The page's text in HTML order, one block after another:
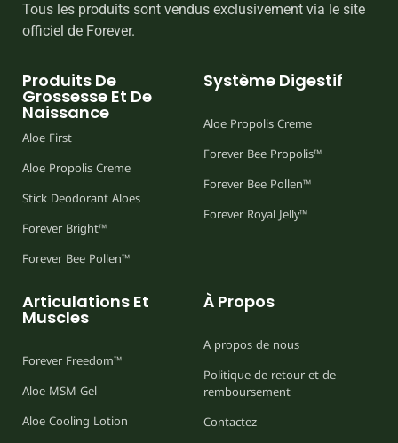
Tous les produits sont vendus exclusivement via le site
officiel de Forever.
Produits De
Grossesse Et De
Naissance
Aloe First
Aloe Propolis Creme
Stick Deodorant Aloes
Forever Bright™
Forever Bee Pollen™
Système Digestif
Aloe Propolis Creme
Forever Bee Propolis™
Forever Bee Pollen™
Forever Royal Jelly™
Articulations Et
Muscles
Forever Freedom™
Aloe MSM Gel
Aloe Cooling Lotion
À Propos
A propos de nous
Politique de retour et de
remboursement
Contactez